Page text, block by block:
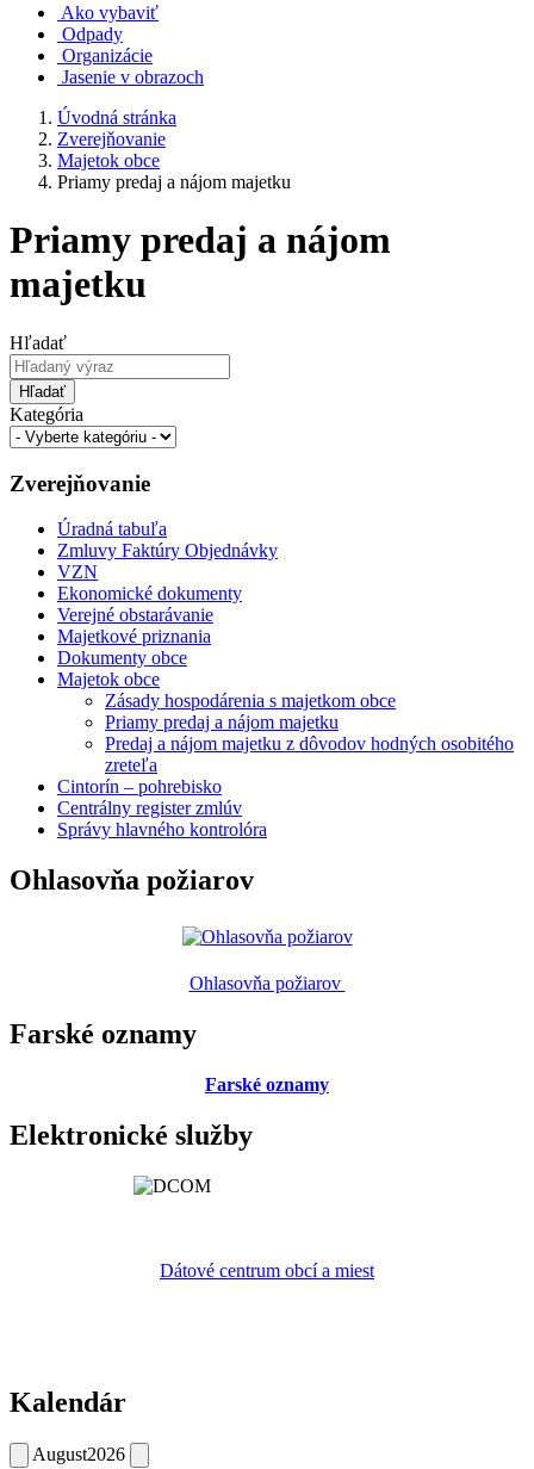
Ako vybaviť
Odpady
Organizácie
Jasenie v obrazoch
Úvodná stránka
Zverejňovanie
Majetok obce
Priamy predaj a nájom majetku
Priamy predaj a nájom
majetku
Hľadať
Hľadať
Kategória
Zverejňovanie
Úradná tabuľa
Zmluvy Faktúry Objednávky
VZN
Ekonomické dokumenty
Verejné obstarávanie
Majetkové priznania
Dokumenty obce
Majetok obce
Zásady hospodárenia s majetkom obce
Priamy predaj a nájom majetku
Predaj a nájom majetku z dôvodov hodných osobitého
zreteľa
Cintorín – pohrebisko
Centrálny register zmlúv
Správy hlavného kontrolóra
Ohlasovňa požiarov
Ohlasovňa požiarov
Farské oznamy
Farské oznamy
Elektronické služby
Dátové centrum obcí a miest
Kalendár
August2026